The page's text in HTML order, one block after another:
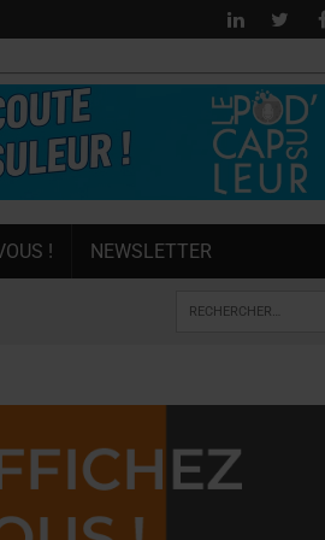
! NEWSLETTER